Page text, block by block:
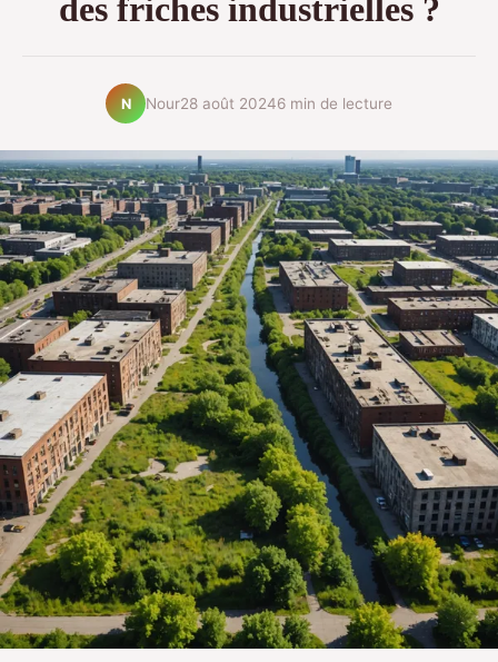
des friches industrielles ?
N Nour28 août 20246 min de lecture